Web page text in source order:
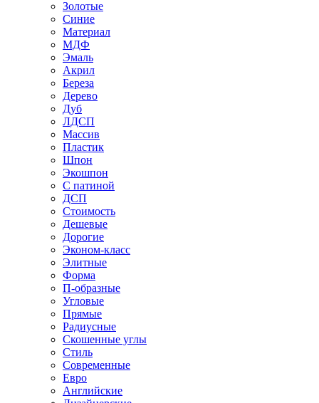
Золотые
Синие
Материал
МДФ
Эмаль
Акрил
Береза
Дерево
Дуб
ЛДСП
Массив
Пластик
Шпон
Экошпон
С патиной
ДСП
Стоимость
Дешевые
Дорогие
Эконом-класс
Элитные
Форма
П-образные
Угловые
Прямые
Радиусные
Скошенные углы
Стиль
Современные
Евро
Английские